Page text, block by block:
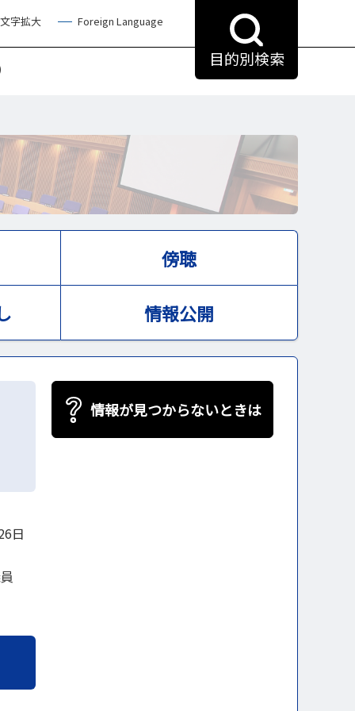
字拡大 Foreign Language
目的別検索
傍聴
情報公開
日
情報が見つからないときは